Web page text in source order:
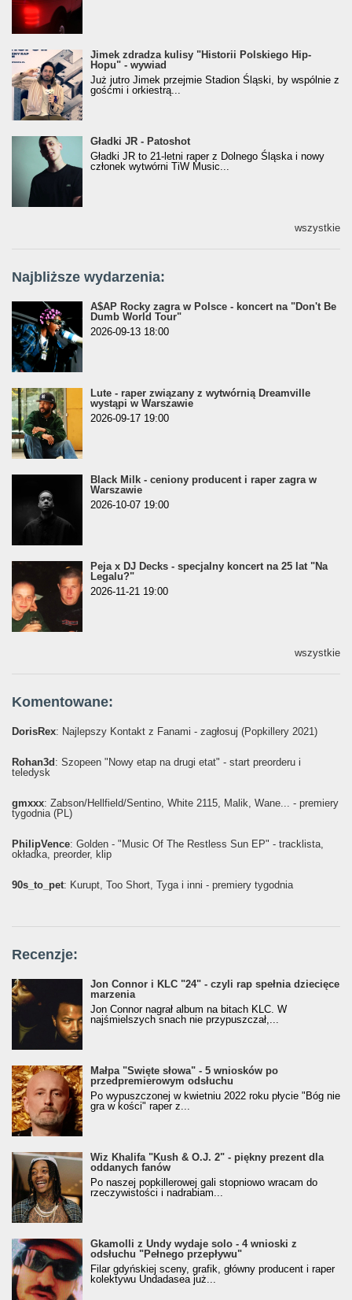
Jimek zdradza kulisy "Historii Polskiego Hip-
Hopu" - wywiad
Jimek zdradza kulisy "Historii Polskiego Hip-
Hopu" - wywiad
Już jutro Jimek przejmie Stadion Śląski, by wspólnie z
gośćmi i orkiestrą...
Gładki JR - Patoshot
Gładki JR - Patoshot
Gładki JR to 21-letni raper z Dolnego Śląska i nowy
członek wytwórni TiW Music...
wszystkie
Najbliższe wydarzenia:
A$AP Rocky zagra w Polsce - koncert na "Don't Be
Dumb World Tour"
2026-09-13 18:00
Lute - raper związany z wytwórnią Dreamville
wystąpi w Warszawie
2026-09-17 19:00
Black Milk - ceniony producent i raper zagra w
Warszawie
2026-10-07 19:00
Peja x DJ Decks - specjalny koncert na 25 lat "Na
Legalu?"
2026-11-21 19:00
wszystkie
Komentowane:
DorisRex: Najlepszy Kontakt z Fanami - zagłosuj (Popkillery 2021)
Rohan3d : Szopeen "Nowy etap na drugi etat" - start preorderu i
teledysk
gmxxx: Żabson/Hellfield/Sentino, White 2115, Malik, Wane... - premiery
tygodnia (PL)
PhilipVence: Golden - "Music Of The Restless Sun EP" - tracklista,
okładka, preorder, klip
90s_to_pet: Kurupt, Too Short, Tyga i inni - premiery tygodnia
Recenzje:
Jon Connor i KLC "24" - czyli rap spełnia dziecięce
marzenia
Jon Connor nagrał album na bitach KLC. W
najśmielszych snach nie przypuszczał,...
Małpa "Święte słowa" - 5 wniosków po
przedpremierowym odsłuchu
Po wypuszczonej w kwietniu 2022 roku płycie "Bóg nie
gra w kości" raper z...
Wiz Khalifa "Kush & O.J. 2" - piękny prezent dla
oddanych fanów
Po naszej popkillerowej gali stopniowo wracam do
rzeczywistości i nadrabiam...
Gkamolli z Undy wydaje solo - 4 wnioski z
odsłuchu "Pełnego przepływu"
Filar gdyńskiej sceny, grafik, główny producent i raper
kolektywu Undadasea już...